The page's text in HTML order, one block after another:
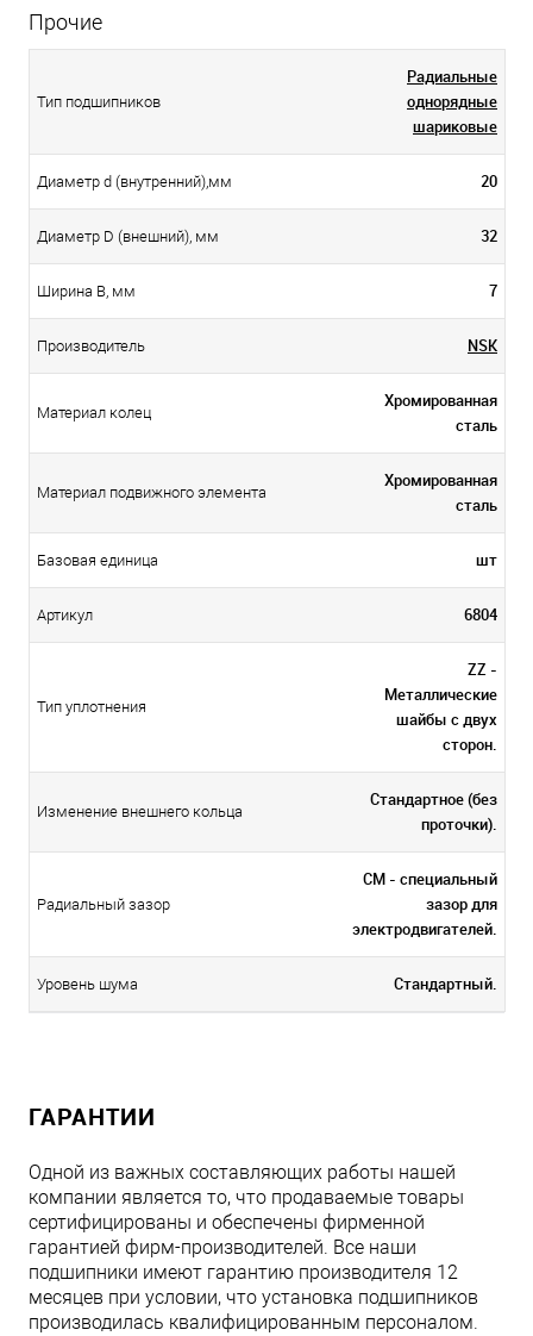
Прочие
Тип подшипников
Радиальные
однорядные
шариковые
Диаметр d (внутренний),мм 20
Диаметр D (внешний), мм 32
Ширина B, мм 7
Производитель NSK
Материал колец
Хромированная
сталь
Материал подвижного элемента
Хромированная
сталь
Базовая единица шт
Артикул 6804
Тип уплотнения
ZZ -
Металлические
шайбы с двух
сторон.
Изменение внешнего кольца
Стандартное (без
проточки).
Радиальный зазор
CM - специальный
зазор для
электродвигателей.
Уровень шума Стандартный.
ГАРАНТИИ
Одной из важных составляющих работы нашей
компании является то, что продаваемые товары
сертифицированы и обеспечены фирменной
гарантией фирм-производителей. Все наши
подшипники имеют гарантию производителя 12
месяцев при условии, что установка подшипников
производилась квалифицированным персоналом.